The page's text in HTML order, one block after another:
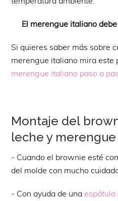
El merengue italiano
Si quieres saber más sobre
merengue italiano mira este
merengue italiano paso a
Montaje del
leche y
- Cuando el brownie esté
del molde con mucho
- Con ayuda de unaespátula